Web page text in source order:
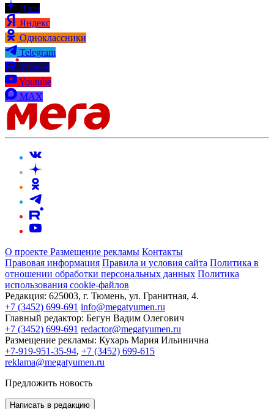
Дзен
Яндекс
Одноклассники
Telegram
Rutube
Youtube
MAX
О проекте Размещение рекламы Контакты
Правовая информация Правила и условия сайта Политика в
отношении обработки персональных данных Политика
использования cookie-файлов
Редакция: 625003, г. Тюмень, ул. Гранитная, 4.
+7 (3452) 699-691 info@megatyumen.ru
Главный редактор: Бегун Вадим Олегович
+7 (3452) 699-691 redactor@megatyumen.ru
Размещение рекламы: Кухарь Мария Ильинична
+7-919-951-35-94, +7 (3452) 699-615
reklama@megatyumen.ru
Предложить новость
Написать в редакцию